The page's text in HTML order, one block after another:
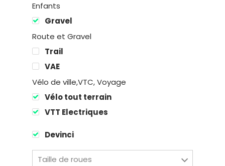
Enfants
Gravel
Route et Gravel
Trail
VAE
Vélo de ville,VTC, Voyage
Vélo tout terrain
VTT Electriques
Devinci
Taille de roues